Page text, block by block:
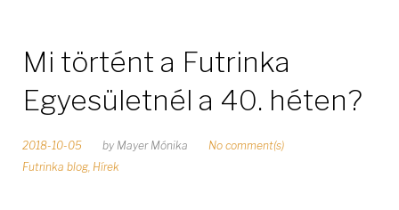
Mi történt a Futrinka
Egyesületnél a 40. héten?
2018-10-05 by Mayer Mónika
No comment(s)
Futrinka blog, Hírek